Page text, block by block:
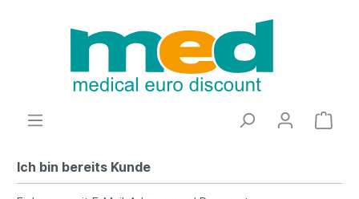
Ich bin bereits Kunde